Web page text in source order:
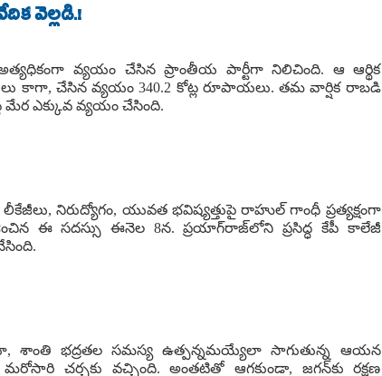
వెల్లడి.!
వ్యయం చేసిన ప్రాంతీయ పార్టీగా నిలిచింది. ఆ ఆర్థిక
కాగా, చేసిన వ్యయం 340.2 కోట్ల రూపాయలు. తమ వార్షిక రాబడి
మేర ఎక్కువ వ్యయం చేసింది.
లీకేజీలు, నిరుద్యోగం, యువత భవిష్యత్తుపై రాహుల్ గాంధీ ప్రత్యక్షంగా
ఈ సదస్సు ఈనెల 8న. ప్రయాగ్‌రాజ్‌లోని ప్రసిద్ధ కేపీ కాలేజీ
శాంతి భద్రతల సమస్య ఉత్పన్నమయ్యేలా సాగుతున్న ఆయన
చర్చకు వచ్చింది. అంతటితో ఆగకుండా, జగన్‌కు రక్షణ